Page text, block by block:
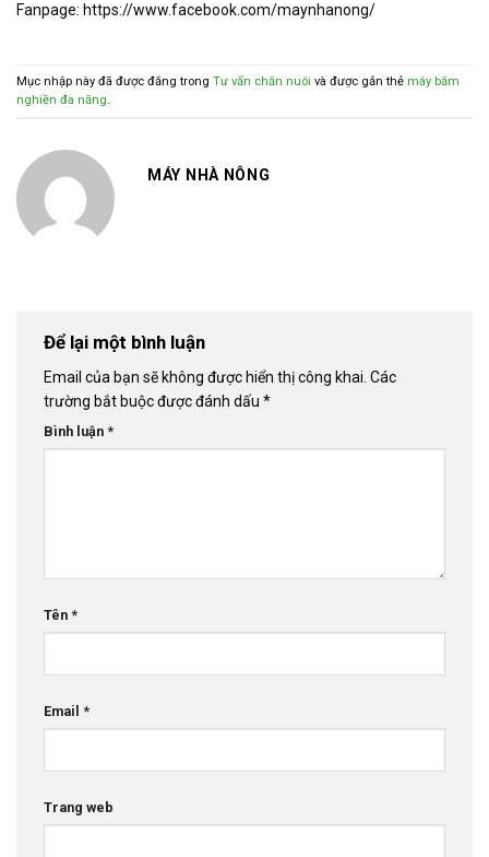
Fanpage: https://www.facebook.com/maynhanong/
Mục nhập này đã được đăng trong Tư vấn chăn nuôi và được gắn thẻ máy băm
nghiền đa năng.
MÁY NHÀ NÔNG
Để lại một bình luận
Email của bạn sẽ không được hiển thị công khai. Các
trường bắt buộc được đánh dấu *
Bình luận *
Tên *
Email *
Trang web